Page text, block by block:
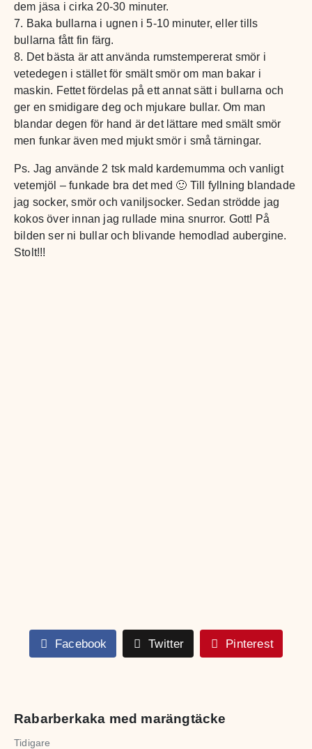
dem jäsa i cirka 20-30 minuter.
7. Baka bullarna i ugnen i 5-10 minuter, eller tills
bullarna fått fin färg.
8. Det bästa är att använda rumstempererat smör i
vetedegen i stället för smält smör om man bakar i
maskin. Fettet fördelas på ett annat sätt i bullarna och
ger en smidigare deg och mjukare bullar. Om man
blandar degen för hand är det lättare med smält smör
men funkar även med mjukt smör i små tärningar.
Ps. Jag använde 2 tsk mald kardemumma och vanligt
vetemjöl – funkade bra det med 🙂 Till fyllning blandade
jag socker, smör och vaniljsocker. Sedan strödde jag
kokos över innan jag rullade mina snurror. Gott! På
bilden ser ni bullar och blivande hemodlad aubergine.
Stolt!!!
Facebook Twitter Pinterest
Rabarberkaka med marängtäcke
Tidigare